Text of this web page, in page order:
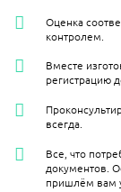
Оценка
контролем.
Вместе
регистрацию
всегда.
Все, что
документов.
пришлём вам